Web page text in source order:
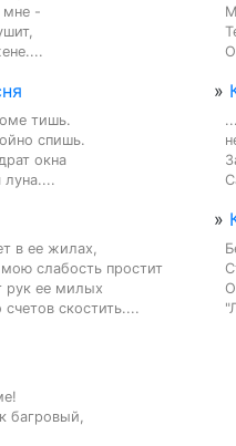
мне -
тишь.
спишь.
окна
»
в ее жилах,
слабость простит
рук ее милых
скостить....
»
багровый,